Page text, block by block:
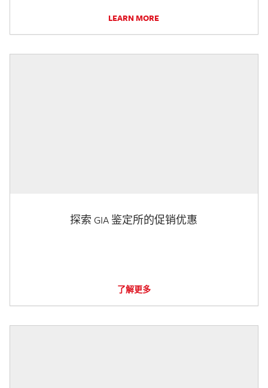
LEARN MORE
探索 GIA 鉴定所的促销优惠
了解更多